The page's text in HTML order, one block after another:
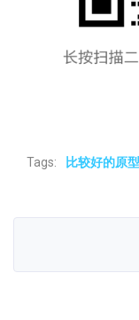
Tags: 比较好的原